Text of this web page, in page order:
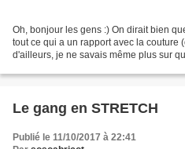
Oh, bonjour les gens :) On dirait bien
tout ce qui a un rapport avec la couture
d'ailleurs, je ne savais même plus sur
Le gang en STRETCH
Publié le 11/10/2017 à 22:41